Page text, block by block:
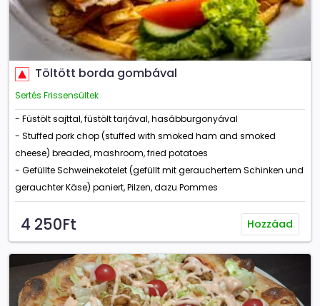
Töltött borda gombával
Sertés Frissensültek
- Füstölt sajttal, füstölt tarjával, hasábburgonyával
- Stuffed pork chop (stuffed with smoked ham and smoked
cheese) breaded, mashroom, fried potatoes
- Gefüllte Schweinekotelet (gefüllt mit gerauchertem Schinken und
gerauchter Käse) paniert, Pilzen, dazu Pommes
4 250Ft Hozzáad